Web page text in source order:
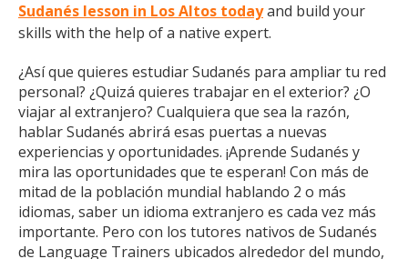
Sudanés lesson in Los Altos todayand build your
skills with the help of a native expert.
¿Así que quieres estudiar Sudanés para ampliar tu red
personal? ¿Quizá quieres trabajar en el exterior? ¿O
viajar al extranjero? Cualquiera que sea la razón,
hablar Sudanés abrirá esas puertas a nuevas
experiencias y oportunidades. ¡Aprende Sudanés y
mira las oportunidades que te esperan! Con más de
mitad de la población mundial hablando 2 o más
idiomas, saber un idioma extranjero es cada vez más
importante. Pero con los tutores nativos de Sudanés
de Language Trainers ubicados alrededor del mundo,